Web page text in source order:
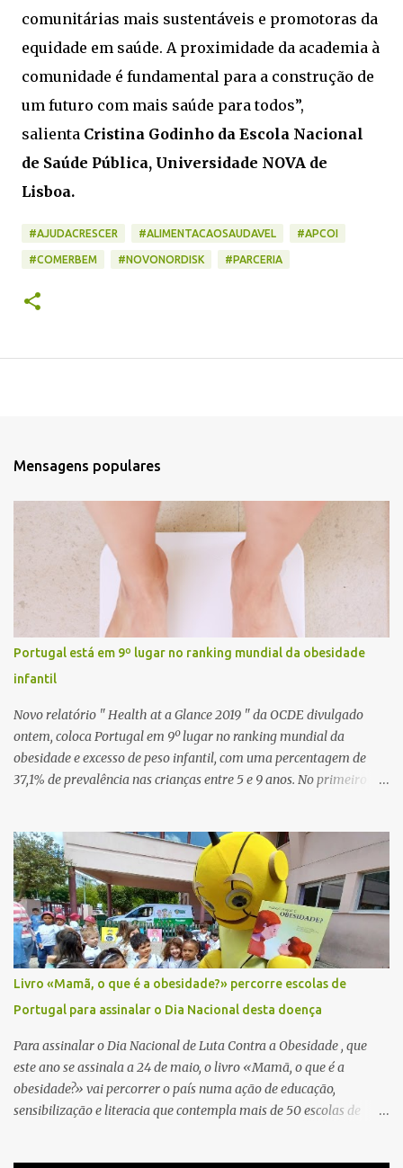
comunitárias mais sustentáveis e promotoras da
equidade em saúde. A proximidade da academia à
comunidade é fundamental para a construção de
um futuro com mais saúde para todos”,
salienta Cristina Godinho da Escola Nacional
de Saúde Pública, Universidade NOVA de
Lisboa.
#AJUDACRESCER #ALIMENTACAOSAUDAVEL #APCOI
#COMERBEM #NOVONORDISK #PARCERIA
Mensagens populares
Portugal está em 9º lugar no ranking mundial da obesidade
infantil
Novo relatório " Health at a Glance 2019 " da OCDE divulgado
ontem, coloca Portugal em 9º lugar no ranking mundial da
obesidade e excesso de peso infantil, com uma percentagem de
37,1% de prevalência nas crianças entre 5 e 9 anos. No primeiro
8%, o que representa para este país um aumento médio de
prevalência na ordem dos 600% entre 1990 e 2016, como se pode
ler também no relatório. Nos adultos, as conclusões sobre a
prevalência da obesidade reveladas pelo relatório são também
alarmantes para Portugal. 67,6% da população portuguesa acima
dos 15 anos tem excesso de peso, sendo o nosso país apenas
ultrapassado pelo Chile (74,2%), México (72,5%) e Estados Unidos
(71%). Photo by i yunmai on Unsplash
Livro «Mamã, o que é a obesidade?» percorre escolas de
Portugal para assinalar o Dia Nacional desta doença
Para assinalar o Dia Nacional de Luta Contra a Obesidade , que
este ano se assinala a 24 de maio, o livro «Mamã, o que é a
obesidade?» vai percorrer o país numa ação de educação,
sensibilização e literacia que contempla mais de 50 escolas de